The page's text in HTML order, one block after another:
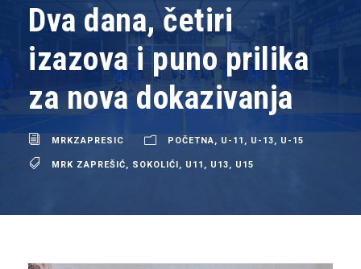
Dva dana, četiri
izazova i puno prilika
za nova dokazivanja
MRKZAPRESIC POČETNA U-11 U-13 U-15
MRK ZAPREŠIĆ SOKOLIĆI U11 U13 U15